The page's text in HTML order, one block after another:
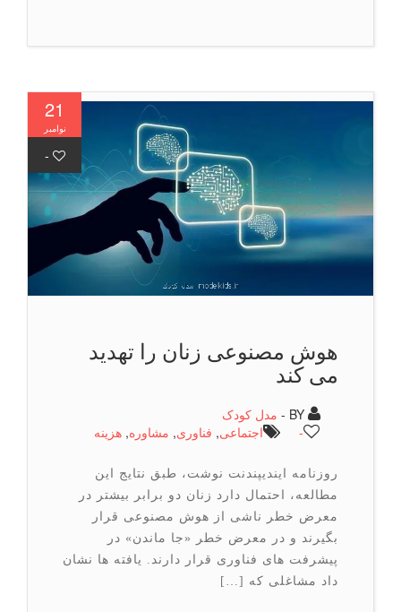
21
هوش مصنوعی زنان را تهدید
می کند
مدل کودک
اجتماعی,فناوری, مشاوره,هزینه
روزنامه ایندیپندنت نوشت، طبق نتایج این
مطالعه، احتمال دارد زنان دو برابر بیشتر در
معرض خطر ناشی از هوش مصنوعی قرار
بگیرند و در معرض خطر «جا ماندن» در
پیشرفت های فناوری قرار دارند. یافته ها نشان
داد مشاغلی که […]